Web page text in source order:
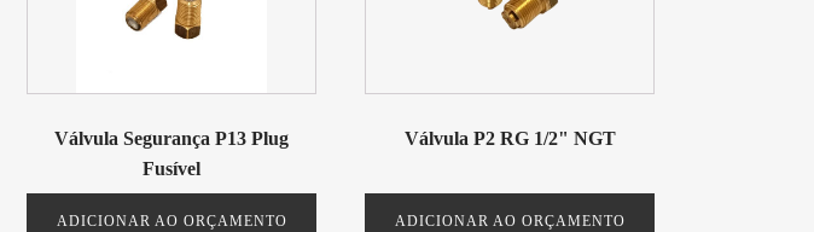
Válvula Segurança P13 Plug
Fusível
ADICIONAR AO ORÇAMENTO
Válvula P2 RG 1/2" NGT
ADICIONAR AO ORÇAMENTO